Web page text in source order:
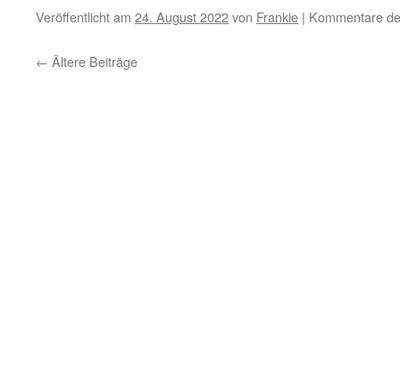
Veröffentlicht am 24. August 2022von Frankie | Kommentare
← Ältere Beiträge